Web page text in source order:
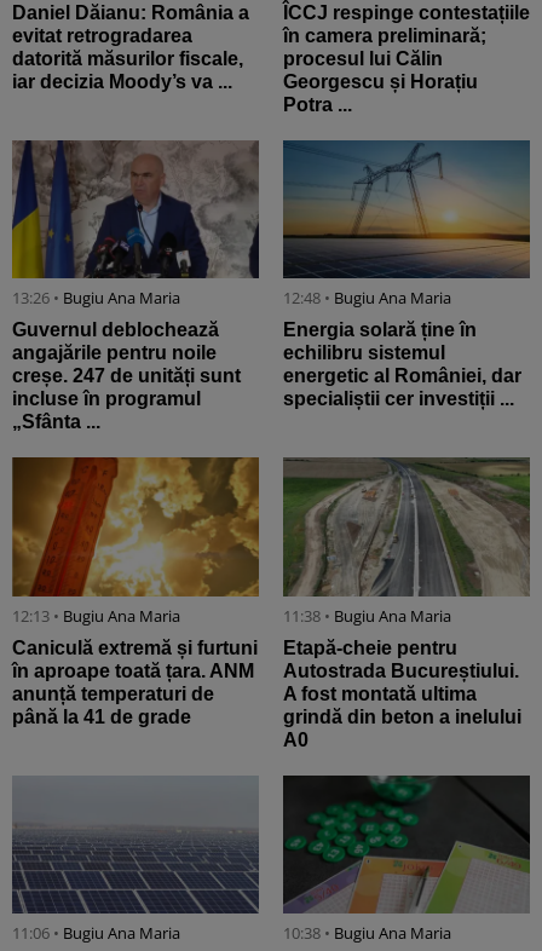
Daniel Dăianu: România a
evitat retrogradarea
datorită măsurilor fiscale,
iar decizia Moody’s va ...
ÎCCJ respinge contestațiile
în camera preliminară;
procesul lui Călin
Georgescu și Horațiu
Potra ...
13:26 • Bugiu ⁠Ana Maria
Guvernul deblochează
angajările pentru noile
creșe. 247 de unități sunt
incluse în programul
„Sfânta ...
12:48 • Bugiu ⁠Ana Maria
Energia solară ține în
echilibru sistemul
energetic al României, dar
specialiștii cer investiții ...
12:13 • Bugiu ⁠Ana Maria
Caniculă extremă și furtuni
în aproape toată țara. ANM
anunță temperaturi de
până la 41 de grade
11:38 • Bugiu ⁠Ana Maria
Etapă-cheie pentru
Autostrada Bucureștiului.
A fost montată ultima
grindă din beton a inelului
A0
11:06 • Bugiu ⁠Ana Maria 10:38 • Bugiu ⁠Ana Maria